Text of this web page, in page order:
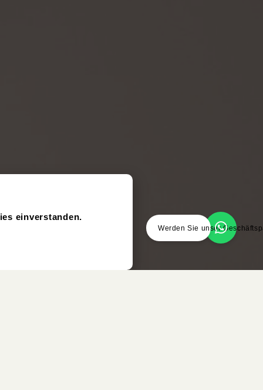
Werden Sie unser
einverstanden.